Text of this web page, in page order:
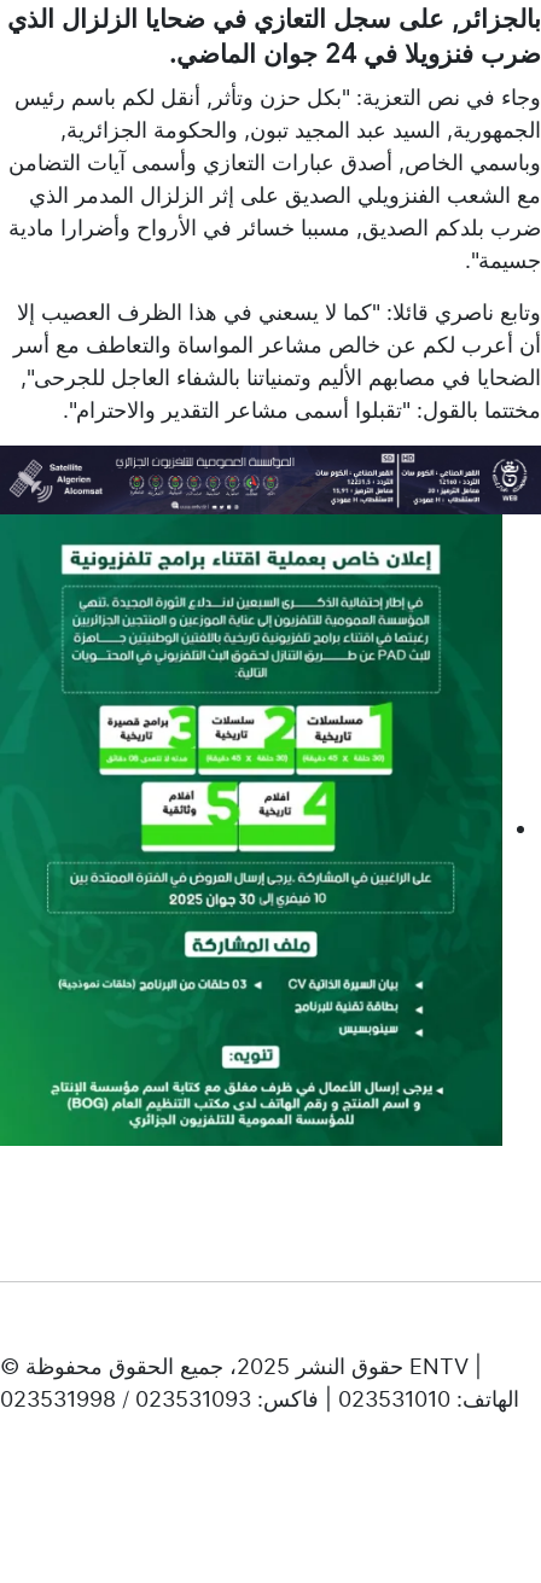
بالجزائر, على سجل التعازي في ضحايا الزلزال الذي
ضرب فنزويلا في 24 جوان الماضي.
وجاء في نص التعزية: "بكل حزن وتأثر, أنقل لكم باسم رئيس
الجمهورية, السيد عبد المجيد تبون, والحكومة الجزائرية,
وباسمي الخاص, أصدق عبارات التعازي وأسمى آيات التضامن
مع الشعب الفنزويلي الصديق على إثر الزلزال المدمر الذي
ضرب بلدكم الصديق, مسببا خسائر في الأرواح وأضرارا مادية
جسيمة".
وتابع ناصري قائلا: "كما لا يسعني في هذا الظرف العصيب إلا
أن أعرب لكم عن خالص مشاعر المواساة والتعاطف مع أسر
الضحايا في مصابهم الأليم وتمنياتنا بالشفاء العاجل للجرحى",
مختتما بالقول: "تقبلوا أسمى مشاعر التقدير والاحترام".
© حقوق النشر 2025، جميع الحقوق محفوظة ENTV |
الهاتف: 023531010 | فاكس: 023531093 / 023531998